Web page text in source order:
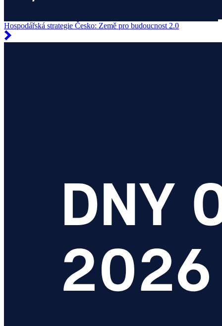
Hospodářská strategie Česko: Země pro budoucnost 2.0